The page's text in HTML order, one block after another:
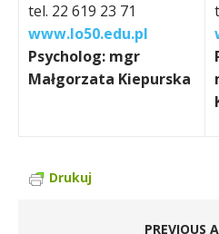
tel. 22 619 23 71
www.lo50.edu.pl
Psycholog: mgr
Małgorzata Kiepurska
Drukuj
PREVIOUS